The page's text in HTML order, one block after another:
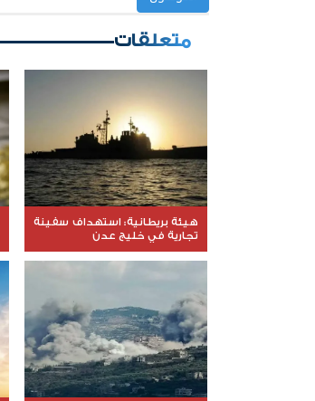
متعلقات
هيئة بريطانية: استهداف سفينة
تجارية في خليج عدن